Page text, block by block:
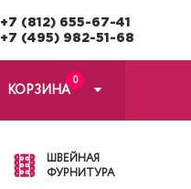
+7 (812) 655-67-41
+7 (495) 982-51-68
0
КОРЗИНА
ШВЕЙНАЯ
ФУРНИТУРА